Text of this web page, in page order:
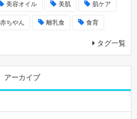
美容オイル 美肌 肌ケア
赤ちやん 離乳食 食育
タグ一覧
アーカイブ